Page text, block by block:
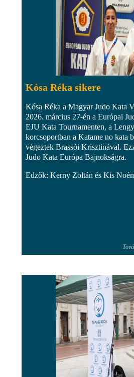
Kósa Réka sikere
Kósa Réka a Magyar Judo Kata
2026. március 27-én a Európai
EJU Kata Tournamenten, a
korcsoportban a Katame no kata
végeztek Brassói Krisztinával.
Judo Kata Európa Bajnokságra.
Edzők: Kerny Zoltán és Kis